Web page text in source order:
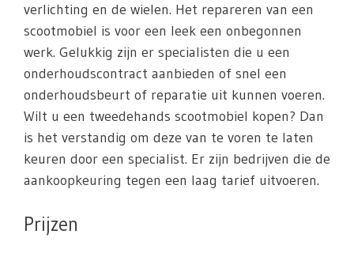
verlichting en de wielen. Het repareren van een
scootmobiel is voor een leek een onbegonnen
werk. Gelukkig zijn er specialisten die u een
onderhoudscontract aanbieden of snel een
onderhoudsbeurt of reparatie uit kunnen voeren.
Wilt u een tweedehands scootmobiel kopen? Dan
is het verstandig om deze van te voren te laten
keuren door een specialist. Er zijn bedrijven die de
aankoopkeuring tegen een laag tarief uitvoeren.
Prijzen